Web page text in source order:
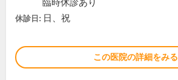
臨時休診あり
休診日: 日、祝
この医院の詳細をみる